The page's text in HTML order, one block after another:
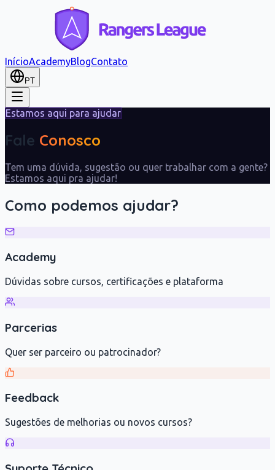
InícioAcademyBlogContato
PT
Estamos aqui para ajudar
Fale Conosco
Tem uma dúvida, sugestão ou quer trabalhar com a gente?
Estamos aqui pra ajudar!
Como podemos ajudar?
Academy
Dúvidas sobre cursos, certificações e plataforma
Parcerias
Quer ser parceiro ou patrocinador?
Feedback
Sugestões de melhorias ou novos cursos?